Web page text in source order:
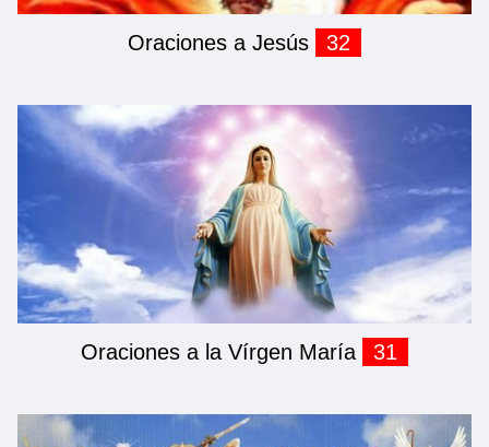
Oraciones a Jesús 32
Oraciones a la Vírgen María 31